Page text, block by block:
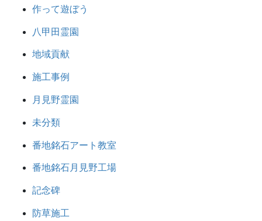
作って遊ぼう
八甲田霊園
地域貢献
施工事例
月見野霊園
未分類
番地銘石アート教室
番地銘石月見野工場
記念碑
防草施工